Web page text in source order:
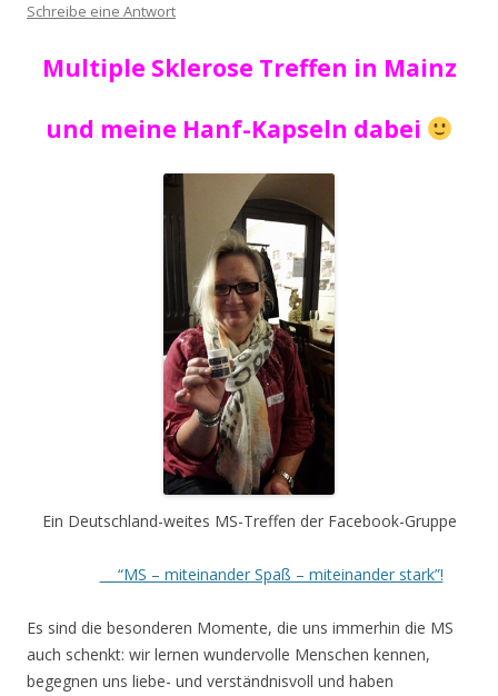
Schreibe eine Antwort
Multiple Sklerose Treffen in Mainz
und meine Hanf-Kapseln dabei
Ein Deutschland-weites MS-Treffen der Facebook-Gruppe
“MS – miteinander Spaß – miteinander stark”!
Es sind die besonderen Momente, die uns immerhin die MS
auch schenkt: wir lernen wundervolle Menschen kennen,
begegnen uns liebe- und verständnisvoll und haben